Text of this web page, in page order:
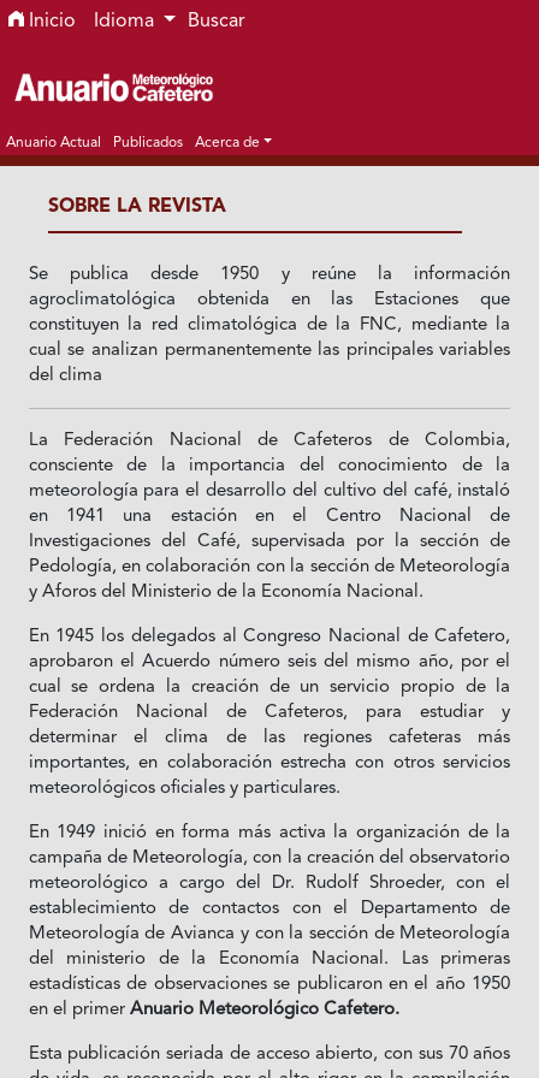
Ir al menú de navegación principal
Ir al contenido principal
Ir al pie de página del sitio
Inicio Idioma Buscar
Anuario Actual Publicados Acerca de
SOBRE LA REVISTA
Se publica desde 1950 y reúne la información
agroclimatológica obtenida en las Estaciones que
constituyen la red climatológica de la FNC, mediante la
cual se analizan permanentemente las principales variables
del clima
La Federación Nacional de Cafeteros de Colombia,
consciente de la importancia del conocimiento de la
meteorología para el desarrollo del cultivo del café, instaló
en 1941 una estación en el Centro Nacional de
Investigaciones del Café, supervisada por la sección de
Pedología, en colaboración con la sección de Meteorología
y Aforos del Ministerio de la Economía Nacional.
En 1945 los delegados al Congreso Nacional de Cafetero,
aprobaron el Acuerdo número seis del mismo año, por el
cual se ordena la creación de un servicio propio de la
Federación Nacional de Cafeteros, para estudiar y
determinar el clima de las regiones cafeteras más
importantes, en colaboración estrecha con otros servicios
meteorológicos oficiales y particulares.
En 1949 inició en forma más activa la organización de la
campaña de Meteorología, con la creación del observatorio
meteorológico a cargo del Dr. Rudolf Shroeder, con el
establecimiento de contactos con el Departamento de
Meteorología de Avianca y con la sección de Meteorología
del ministerio de la Economía Nacional. Las primeras
estadísticas de observaciones se publicaron en el año 1950
en el primer Anuario Meteorológico Cafetero.
Esta publicación seriada de acceso abierto, con sus 70 años